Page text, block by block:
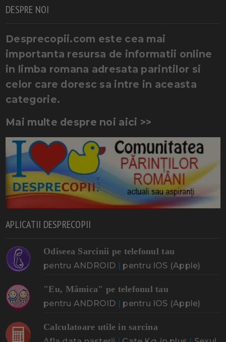
DESPRE NOI
Desprecopii.com este cea mai
importanta resursa de informatii online
in limba romana adresata parintilor si
celor care doresc sa intre in aceasta
categorie.
Mai multe despre noi aici >>
APLICATII DESPRECOPII
Odiseea Sarcinii pe telefonul tau
pentru ANDROID | pentru IOS (Apple)
"Eu, Mămica" pe telefonul tau
pentru ANDROID | pentru IOS (Apple)
Calculatoare utile in sarcina